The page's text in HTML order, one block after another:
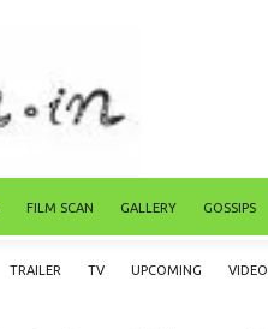
FILM SCAN GALLERY GOSSIPS
TRAILER TV UPCOMING VIDEO